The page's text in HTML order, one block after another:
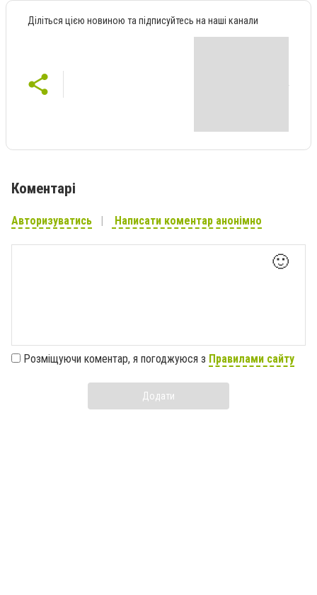
Діліться цією новиною та підписуйтесь на наші канали
Коментарі
Авторизуватись Написати коментар анонімно
🙂
Розміщуючи коментар, я погоджуюся з Правилами сайту
Додати